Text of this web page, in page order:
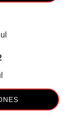
hasta
Rango
de
desde
$11.807